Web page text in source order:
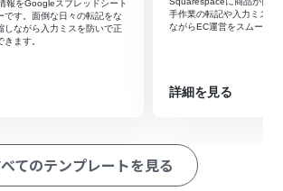
レーションでRedditを選択し、「サブレデ
投稿を作成」アクションを設定し、
ロー起動のきっかけとなるアクション、「オ
のカスタムポイント
報をGoogleスプレッドシート
です。面倒な日々の転記をな
しながら入力ミスを防いで正
ます。
手作業の転記や入力ミスを
ながらEC運営をスムーズ
詳細を見る
てのテンプレートを見る